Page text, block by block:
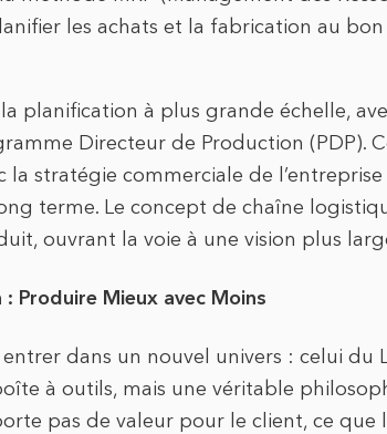
les achats et la fabrication au
planification à plus grande échelle,
Directeur de Production (PDP).
stratégie commerciale de l’entreprise
terme. Le concept de chaîne
ouvrant la voie à une vision plus
Produire Mieux avec Moins
dans un nouvel univers : celui du
à outils, mais une véritable
pas de valeur pour le client, ce que